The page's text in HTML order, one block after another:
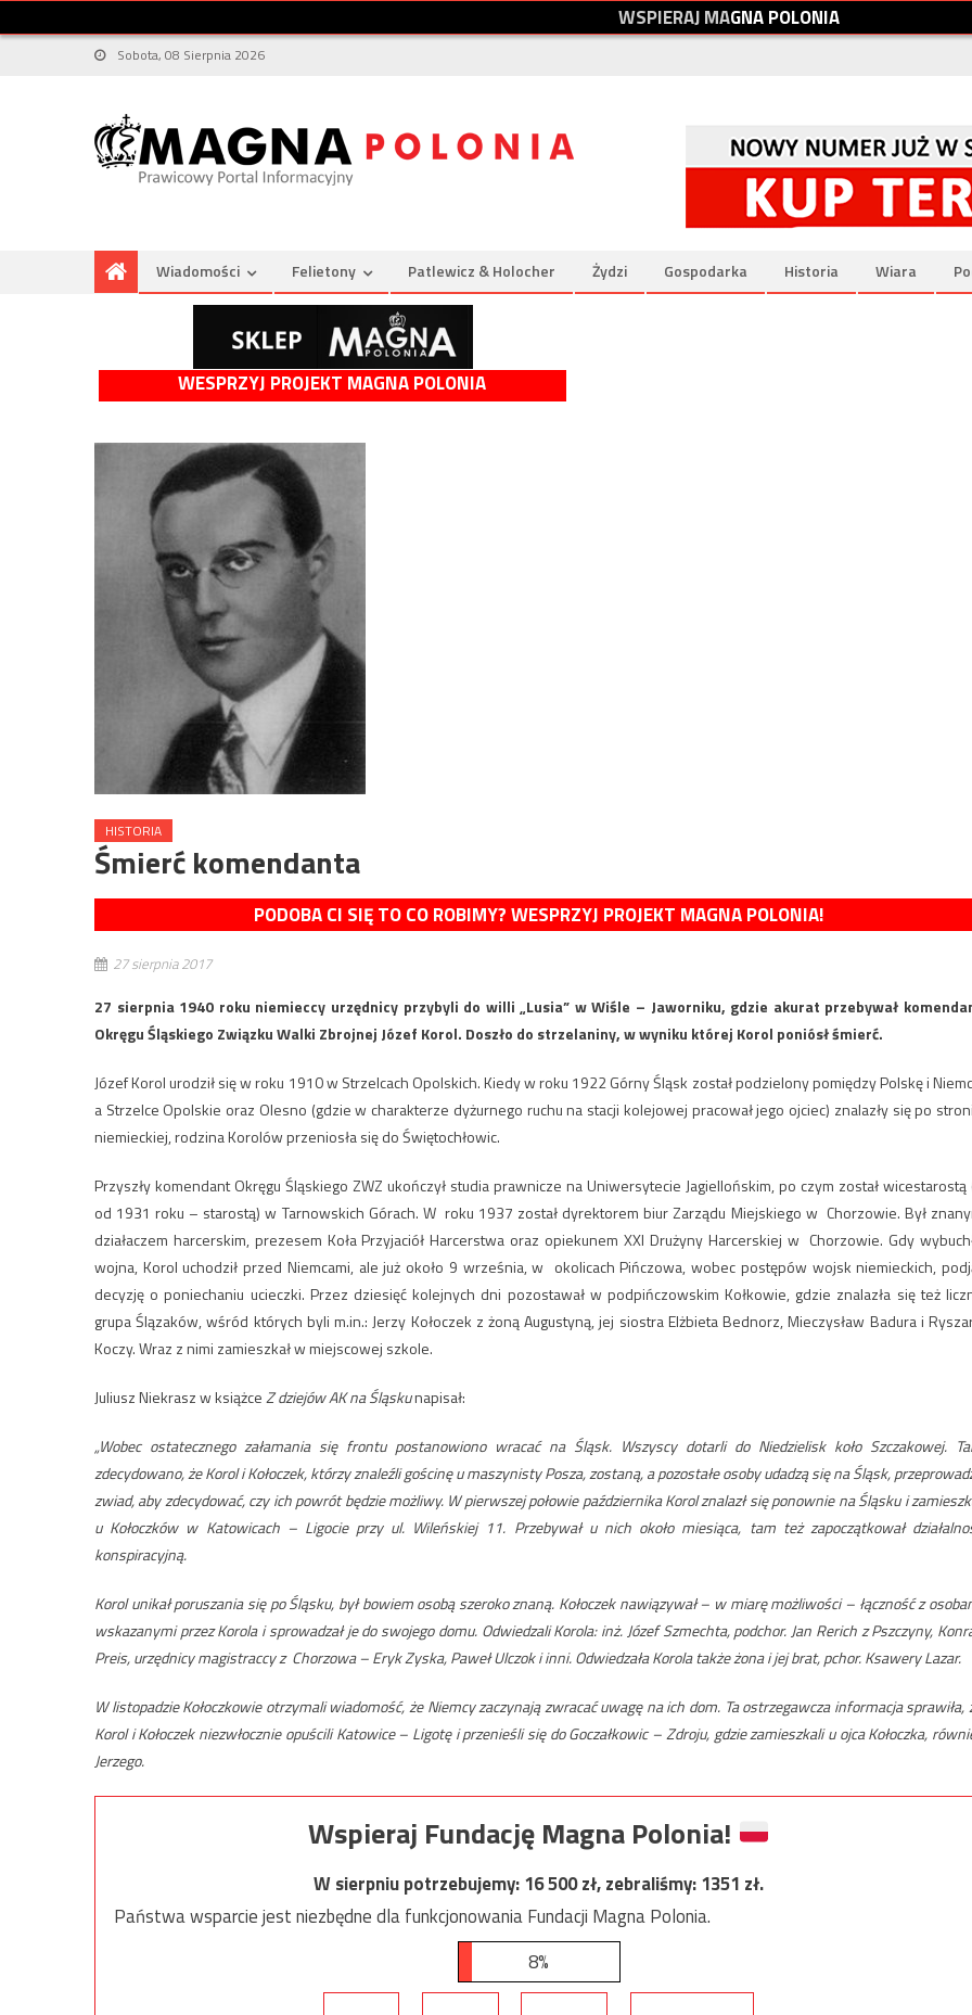
WSPIERAJMAGNAPOLONIA
Sobota, 08 Sierpnia 2026
Wiadomości Felietony Patlewicz & Holocher Żydzi Gospodarka Historia Wiara
WESPRZYJ PROJEKT MAGNA POLONIA
HISTORIA
Śmierć komendanta
PODOBA CI SIĘ TO CO ROBIMY? WESPRZYJ PROJEKT MAGNA POLONIA!
27 sierpnia 2017
27 sierpnia 1940 roku niemieccy urzędnicy przybyli do willi „Lusia” w Wiśle – Jaworniku, gdzie akurat przebywał
Okręgu Śląskiego Związku Walki Zbrojnej Józef Korol. Doszło do strzelaniny, w wyniku której Korol poniósł śmierć.
Józef Korol urodził się w roku 1910 w Strzelcach Opolskich. Kiedy w roku 1922 Górny Śląsk został podzielony pomiędzy Polskę i
a Strzelce Opolskie oraz Olesno (gdzie w charakterze dyżurnego ruchu na stacji kolejowej pracował jego ojciec) znalazły się po
niemieckiej, rodzina Korolów przeniosła się do Świętochłowic.
Przyszły komendant Okręgu Śląskiego ZWZ ukończył studia prawnicze na Uniwersytecie Jagiellońskim, po czym został wicestarostą
od 1931 roku – starostą) w Tarnowskich Górach. W roku 1937 został dyrektorem biur Zarządu Miejskiego w Chorzowie. Był
działaczem harcerskim, prezesem Koła Przyjaciół Harcerstwa oraz opiekunem XXI Drużyny Harcerskiej w Chorzowie. Gdy
wojna, Korol uchodził przed Niemcami, ale już około 9 września, w okolicach Pińczowa, wobec postępów wojsk niemieckich,
decyzję o poniechaniu ucieczki. Przez dziesięć kolejnych dni pozostawał w podpińczowskim Kołkowie, gdzie znalazła się też
grupa Ślązaków, wśród których byli m.in.: Jerzy Kołoczek z żoną Augustyną, jej siostra Elżbieta Bednorz, Mieczysław Badura i
Koczy. Wraz z nimi zamieszkał w miejscowej szkole.
Juliusz Niekrasz w książceZ dziejów AK na Śląskunapisał:
„Wobec ostatecznego załamania się frontu postanowiono wracać na Śląsk. Wszyscy dotarli do Niedzielisk koło Szczakowej.
zdecydowano, że Korol i Kołoczek, którzy znaleźli gościnę u maszynisty Posza, zostaną, a pozostałe osoby udadzą się na Śląsk,
zwiad, aby zdecydować, czy ich powrót będzie możliwy. W pierwszej połowie października Korol znalazł się ponownie na Śląsku i
u Kołoczków w Katowicach – Ligocie przy ul. Wileńskiej 11. Przebywał u nich około miesiąca, tam też zapoczątkował
konspiracyjną.
Korol unikał poruszania się po Śląsku, był bowiem osobą szeroko znaną. Kołoczek nawiązywał – w miarę możliwości – łączność z
wskazanymi przez Korola i sprowadzał je do swojego domu. Odwiedzali Korola: inż. Józef Szmechta, podchor. Jan Rerich z Pszczyny,
Preis, urzędnicy magistraccy z Chorzowa – Eryk Zyska, Paweł Ulczok i inni. Odwiedzała Korola także żona i jej brat, pchor. Ksawery Lazar.
W listopadzie Kołoczkowie otrzymali wiadomość, że Niemcy zaczynają zwracać uwagę na ich dom. Ta ostrzegawcza informacja sprawiła,
Korol i Kołoczek niezwłocznie opuścili Katowice – Ligotę i przenieśli się do Goczałkowic – Zdroju, gdzie zamieszkali u ojca Kołoczka,
Jerzego.
Wspieraj Fundację Magna Polonia!
W sierpniu potrzebujemy:16 500zł, zebraliśmy:1351 zł.
Państwa wsparcie jest niezbędne dla funkcjonowania Fundacji Magna Polonia.
8%